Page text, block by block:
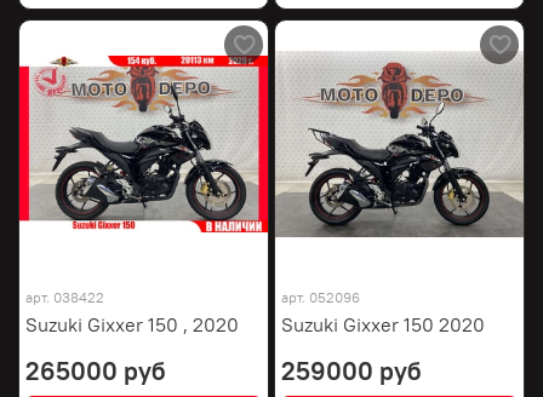
арт. 038422
Suzuki Gixxer 150 , 2020
265000 руб
арт. 052096
Suzuki Gixxer 150 2020
259000 руб